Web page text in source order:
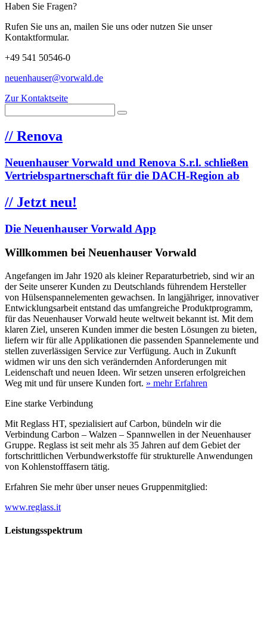
Haben Sie Fragen?
Rufen Sie uns an, mailen Sie uns oder nutzen Sie unser
Kontaktformular.
+49 541 50546-0
neuenhauser@vorwald.de
Zur Kontaktseite
// Renova
Neuenhauser Vorwald und Renova S.r.l. schließen
Vertriebspartnerschaft für die DACH-Region ab
// Jetzt neu!
Die Neuenhauser Vorwald App
Willkommen bei Neuenhauser Vorwald
Angefangen im Jahr 1920 als kleiner Reparaturbetrieb, sind wir an
der Seite unserer Kunden zu Deutschlands führendem Hersteller
von Hülsenspannelementen gewachsen. In langjähriger, innovativer
Entwicklungsarbeit entstand das umfangreiche Produktprogramm,
für das Neuenhauser Vorwald heute weltweit bekannt ist. Mit dem
klaren Ziel, unseren Kunden immer die besten Lösungen zu bieten,
liefern wir für alle Applikationen die passenden Spannelemente und
stellen zuverlässigen Service zur Verfügung. Auch in Zukunft
widmen wir uns den sich verändernden Anforderungen mit
Leidenschaft und neuen Ideen. Wir setzen unseren erfolgreichen
Weg mit und für unsere Kunden fort. » mehr Erfahren
Eine starke Verbindung
Mit Reglass HT, spezialisiert auf Carbon, bündeln wir die
Verbindung Carbon – Walzen – Spannwellen in der Neuenhauser
Gruppe. Reglass ist seit mehr als 35 Jahren auf dem Gebiet der
fortschrittlichen Verbundwerkstoffe für strukturelle Anwendungen
von Kohlenstofffasern tätig.
Erfahren Sie mehr über unser neues Gruppenmitglied:
www.reglass.it
Leistungsspektrum